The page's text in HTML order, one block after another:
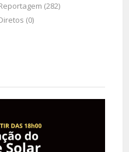
(282)
(0)